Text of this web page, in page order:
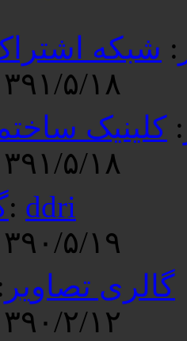
: شبکه
۱۳۹۱/۵/
: کلینیک
۱۳۹۱/۵/
: ddri
۱۳۹۰/۵/
گالری تصاویر
۱۳۹۰/۲/